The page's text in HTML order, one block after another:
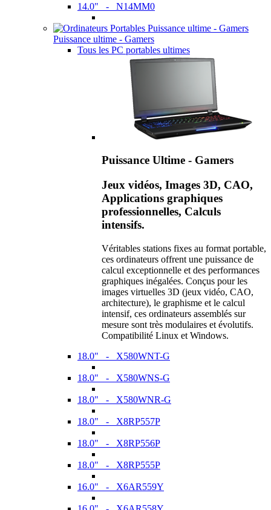
14.0" - N14MM0
Puissance ultime - Gamers
Tous les PC portables ultimes
Puissance Ultime - Gamers
Jeux vidéos, Images 3D, CAO,
Applications graphiques
professionnelles, Calculs
intensifs.
Véritables stations fixes au format portable,
ces ordinateurs offrent une puissance de
calcul exceptionnelle et des performances
graphiques inégalées. Conçus pour les
images virtuelles 3D (jeux vidéo, CAO,
architecture), le graphisme et le calcul
intensif, ces ordinateurs assemblés sur
mesure sont très modulaires et évolutifs.
Compatibilité Linux et Windows.
18.0" - X580WNT-G
18.0" - X580WNS-G
18.0" - X580WNR-G
18.0" - X8RP557P
18.0" - X8RP556P
18.0" - X8RP555P
16.0" - X6AR559Y